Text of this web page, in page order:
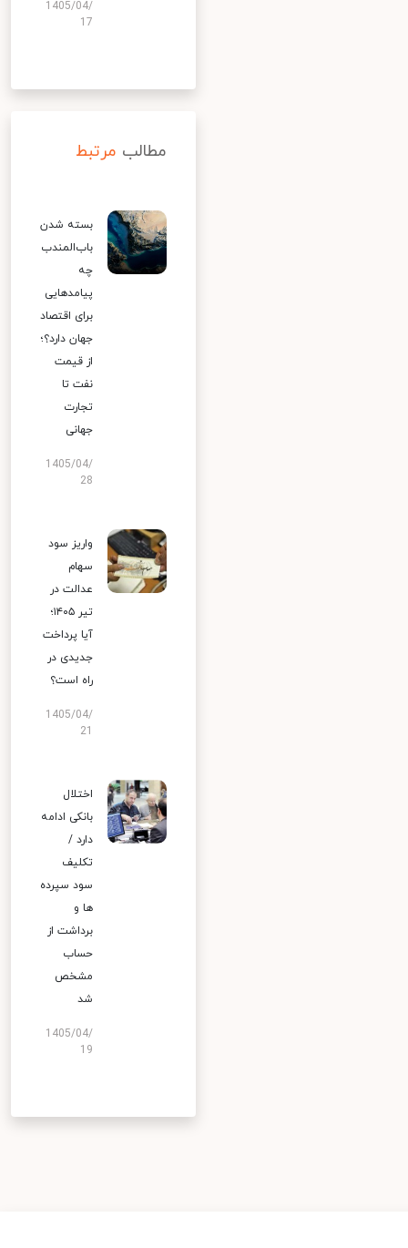
1405/04/
17
مطالب مرتبط
بسته شدن
باب‌المندب
چه
پیامدهایی
برای اقتصاد
جهان دارد؟؛
از قیمت
نفت تا
تجارت
جهانی
1405/04/
28
واریز سود
سهام
عدالت در
تیر ۱۴۰۵؛
آیا پرداخت
جدیدی در
راه است؟
1405/04/
اختلال
بانکی ادامه
دارد /
تکلیف
سود سپرده
ها و
برداشت از
حساب
مشخص
شد
1405/04/
19